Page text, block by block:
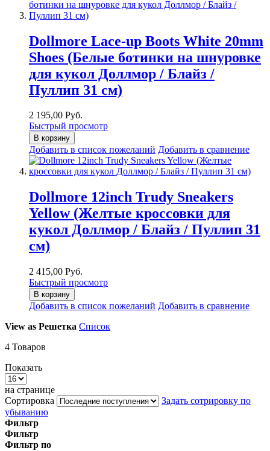
Dollmore Lace-up Boots White 20mm
Shoes (Белые ботинки на шнуровке
для кукол Доллмор / Блайз /
Пуллип 31 см)
2 195,00 Руб.
Быстрый просмотр
В корзину
Добавить в список пожеланий Добавить в сравнение
Dollmore 12inch Trudy Sneakers
Yellow (Желтые кроссовки для
кукол Доллмор / Блайз / Пуллип 31
см)
2 415,00 Руб.
Быстрый просмотр
В корзину
Добавить в список пожеланий Добавить в сравнение
View as Решетка Список
4 Товаров
Показать
на странице
Сортировка
Задать сотрировку по
убыванию
Фильтр
Фильтр
Фильтр по